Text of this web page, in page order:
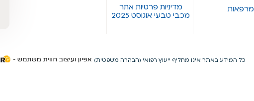
מרפאות
מדיניות פרטיות אתר
מכבי טבעי אוגוסט 2025
כל המידע באתר אינו מחליף ייעוץ רפואי (הבהרה משפטית)